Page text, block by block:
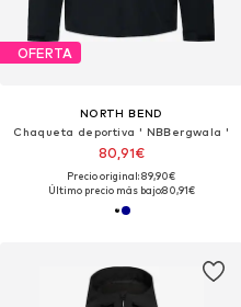
OFERTA
NORTH BEND
Chaqueta deportiva ' NBBergwala '
80,91€
Precio original: 89,90€
Último precio más bajo:80,91€